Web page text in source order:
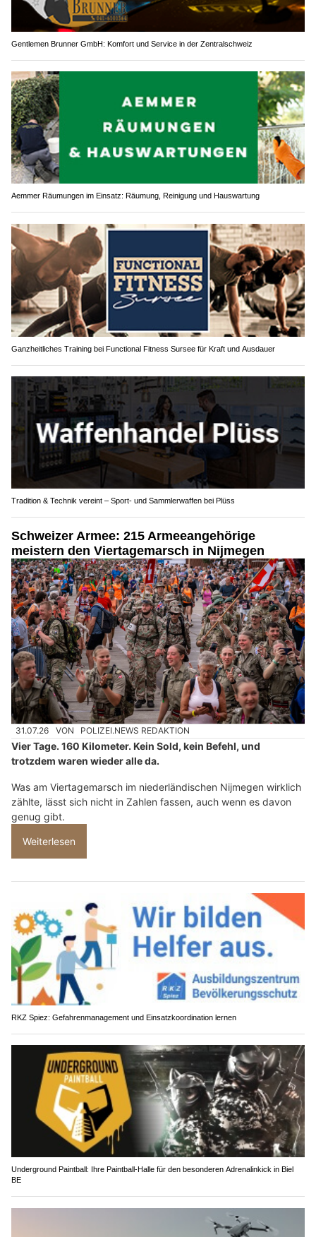
Gentlemen Brunner GmbH: Komfort und Service in der Zentralschweiz
Aemmer Räumungen im Einsatz: Räumung, Reinigung und Hauswartung
Ganzheitliches Training bei Functional Fitness Sursee für Kraft und Ausdauer
Tradition & Technik vereint – Sport- und Sammlerwaffen bei Plüss
Schweizer Armee: 215 Armeeangehörige
meistern den Viertagemarsch in Nijmegen
31.07.26 VON POLIZEI.NEWS REDAKTION
Vier Tage. 160 Kilometer. Kein Sold, kein Befehl, und
trotzdem waren wieder alle da.
Was am Viertagemarsch im niederländischen Nijmegen wirklich
zählte, lässt sich nicht in Zahlen fassen, auch wenn es davon
genug gibt.
Weiterlesen
RKZ Spiez: Gefahrenmanagement und Einsatzkoordination lernen
Underground Paintball: Ihre Paintball-Halle für den besonderen Adrenalinkick in Biel
BE